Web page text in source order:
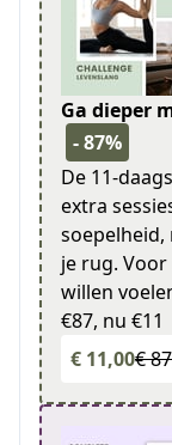
Ga dieper
- 87%
De 11-
extra
je rug.
willen
€87, nu €11
€ 11,00€